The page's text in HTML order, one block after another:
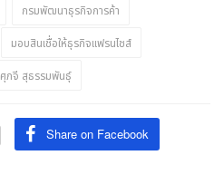
กรมพัฒนาธุรกิจการค้า
มอบสินเชื่อให้ธุรกิจแฟรนไชส์
ศุภจี สุธรรมพันธุ์
Share on Facebook